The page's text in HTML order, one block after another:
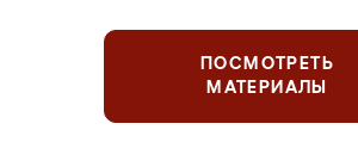
ПОСМОТРЕТЬ
МАТЕРИАЛЫ